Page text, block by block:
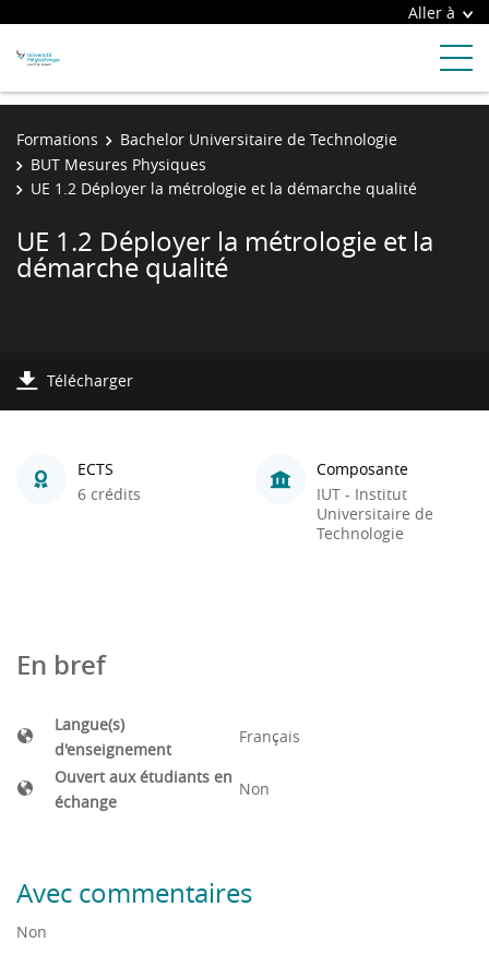
Aller à
Formations
Bachelor Universitaire de Technologie
BUT Mesures Physiques
UE 1.2 Déployer la métrologie et la démarche qualité
UE 1.2 Déployer la métrologie et la
démarche qualité
Télécharger
ECTS
6 crédits
Composante
IUT - Institut
Universitaire de
Technologie
En bref
Langue(s)
d'enseignement
Français
Ouvert aux étudiants en
échange
Non
Avec commentaires
Non